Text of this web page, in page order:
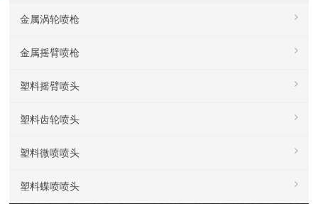
金属涡轮喷枪
金属摇臂喷枪
塑料摇臂喷头
塑料齿轮喷头
塑料微喷喷头
塑料蝶喷喷头